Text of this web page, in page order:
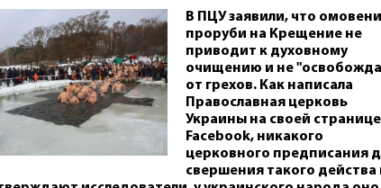
В ПЦУ заявили, что
проруби на Крещение не
приводит к духовному
очищению и не
от грехов. Как написала
Православная церковь
Украины на своей
Facebook, никакого
церковного предписания
свершения такого действа